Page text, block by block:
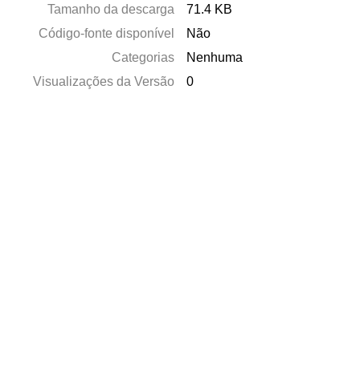
Tamanho da descarga
71.4 KB
Código-fonte disponível
Não
Categorias
Nenhuma
Visualizações da Versão
0